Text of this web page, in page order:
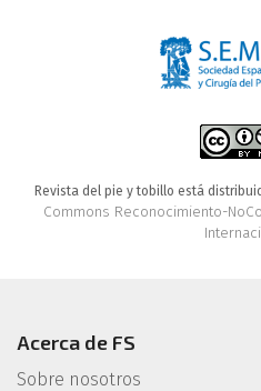
Revista del pie y tobillo está
Commons Reconocimiento-
Acerca de FS
Sobre nosotros